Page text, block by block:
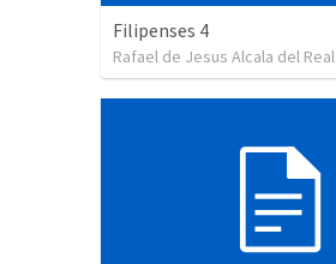
Filipenses 4
Rafael de Jesus Alcala del Real